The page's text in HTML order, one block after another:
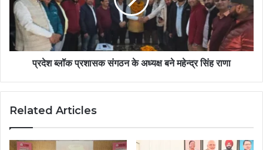
प्रदेश ब्लॉक प्रशासक संगठन के अध्यक्ष बने महेन्द्र सिंह राणा
Related Articles